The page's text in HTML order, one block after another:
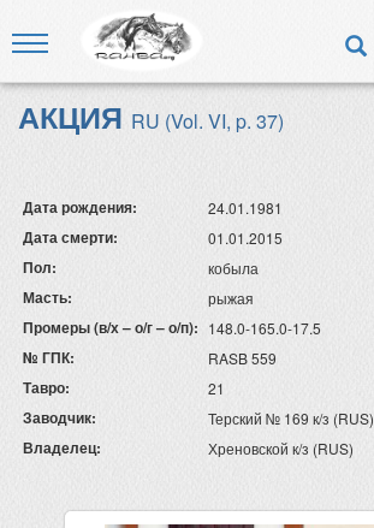
АКЦИЯ RU (Vol. VI, p. 37)
Дата рождения: 24.01.1981
Дата смерти: 01.01.2015
Пол: кобыла
Масть: рыжая
Промеры (в/х – о/г – о/п): 148.0-165.0-17.5
№ ГПК: RASB 559
Тавро: 21
Заводчик: Терский № 169 к/з (RUS)
Владелец: Хреновской к/з (RUS)